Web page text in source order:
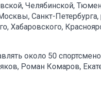
Челябинской,
Санкт-
Хабаровского,
около 50
Роман Комаров,